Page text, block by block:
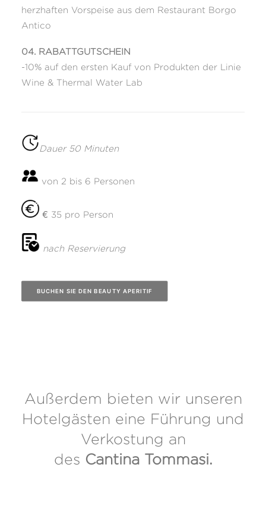
herzhaften Vorspeise aus dem Restaurant Borgo
Antico
04. RABATTGUTSCHEIN
-10% auf den ersten Kauf von Produkten der Linie
Wine & Thermal Water Lab
Dauer 50 Minuten
von 2 bis 6 Personen
€ 35 pro Person
nach Reservierung
BUCHEN SIE DEN BEAUTY APERITIF
Außerdem bieten wir unseren
Hotelgästen eine Führung und
Verkostung an
des Cantina Tommasi.